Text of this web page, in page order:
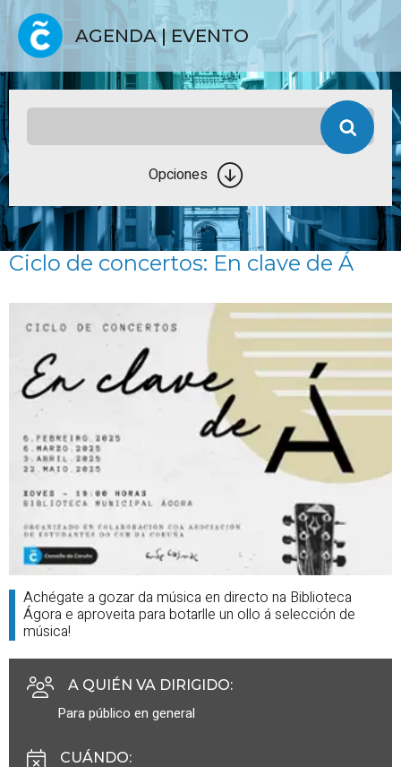
AGENDA | EVENTO
Opciones
Ciclo de concertos: En clave de Á
Achégate a gozar da música en directo na Biblioteca
Ágora e aproveita para botarlle un ollo á selección de
música!
A QUIÉN VA DIRIGIDO:
Para público en general
CUÁNDO: